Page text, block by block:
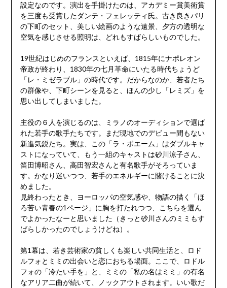
設定なのです。演出を手掛けたのは、アカデミー賞美術賞
を三度も受賞したダンテ・フェレッティ氏。古き良きパリ
の下町のセット、美しい絵画のような遠景、夕方の透明な
空気を感じさせる照明は、どれもすばらしいものでした。
19世紀はじめのフランスといえば、1815年にナポレオン
帝政が終わり、1830年の七月革命にいたる時代ちょうど
「レ・ミゼラブル」の時代です。だからなのか、若者たち
の群像や、下町シーンを見ると、ほんの少し「レミズ」を
思い出してしまいました。
主役の６人を演じるのは、ミラノのオーディションで選ば
れた若手の歌手たちです。まだ現地でのデビュー間もない
新進気鋭たち。実は、この「ラ・ボエーム」はダブルキャ
ストになっていて、もう一組のキャストは砂川涼子さん、
笛田博昭さん、高田智宏さんと有名歌手がそろっていま
す。かなり迷いつつ、若手のエネルギーに賭けることに決
めました。
見終わったとき、ヨーロッパの空気感や、物語の描く「ほ
ろ苦い青春の1ページ」に胸を打たれつつ、こちらを選ん
でよかったなーと思いました（きっと砂川さんのミミもす
ばらしかったのでしょうけどね）。
第1幕は、若き芸術家の貧しくも楽しい共同生活と、ロド
ルフォとミミの出会いと恋におちる場面。ここで、ロドル
フォの「冷たい手を」と、ミミの「私の名はミミ」の有名
なアリア二曲が続いて、ノックアウトされます。いい歌だ